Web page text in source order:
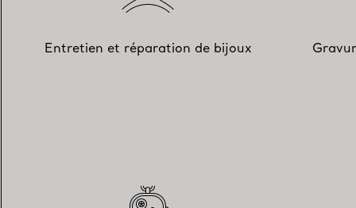
Entretien et réparation de bijoux